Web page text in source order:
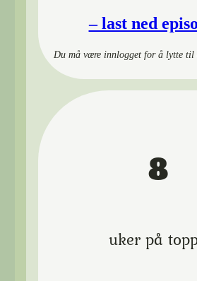
– last ned
Du må være innlogget for å lytte til
8
uker på